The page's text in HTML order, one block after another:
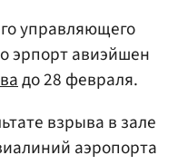
управляющего
эрпорт авиэйшен
до 28 февраля.
взрыва в зале
аэропорта